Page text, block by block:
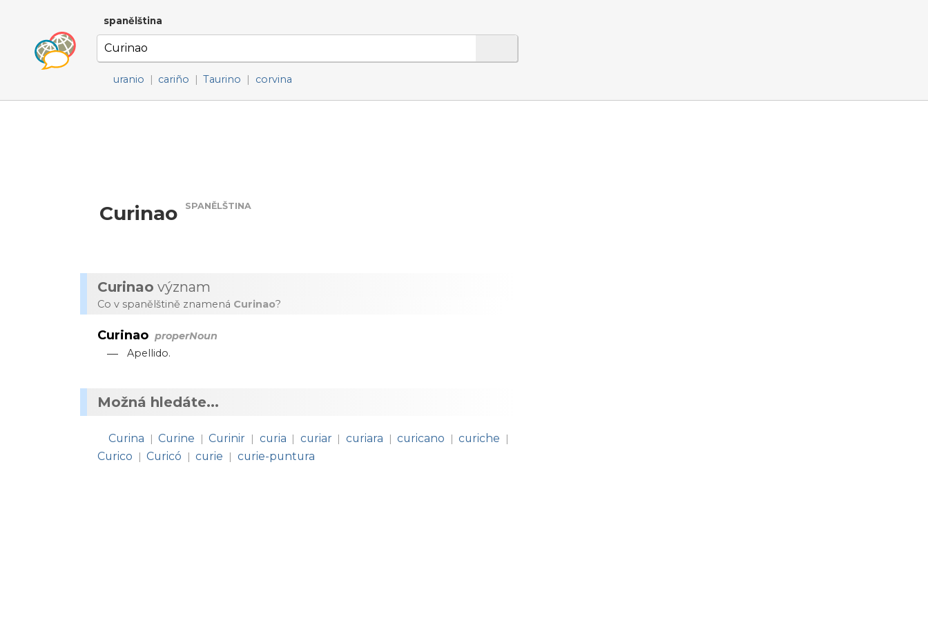
spanělština
uranio | cariño | Taurino | corvina
Curinao SPANĚLŠTINA
Curinao význam
Co v spanělštině znamená Curinao?
Curinao properNoun
— Apellido.
Možná hledáte...
Curina | Curine | Curinir | curia | curiar | curiara | curicano | curiche |
Curico | Curicó | curie | curie-puntura